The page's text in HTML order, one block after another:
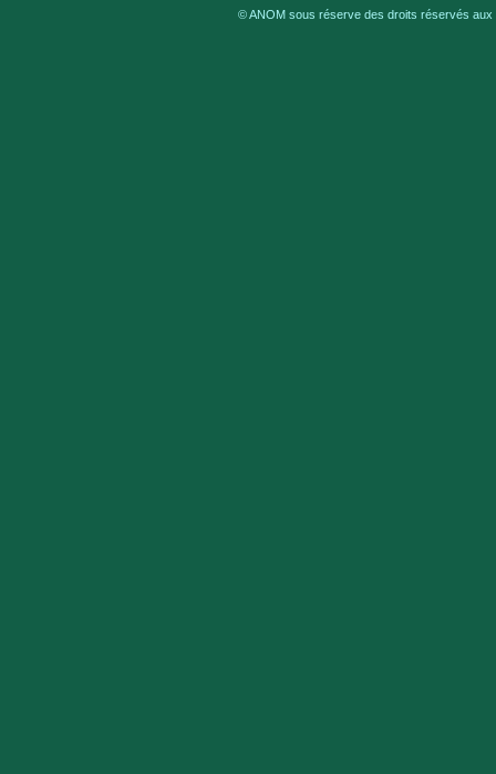
© ANOM sous réserve des droits réservés aux